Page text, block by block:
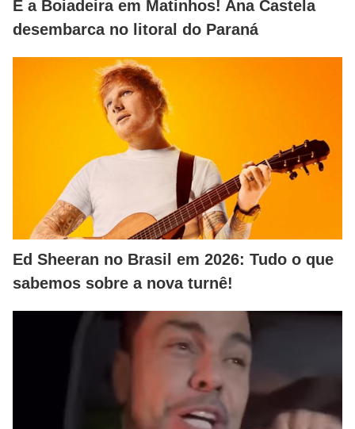
É a Boiadeira em Matinhos! Ana Castela
desembarca no litoral do Paraná
Ed Sheeran no Brasil em 2026: Tudo o que
sabemos sobre a nova turnê!